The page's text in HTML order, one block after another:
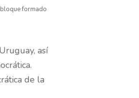
formado
así
de la